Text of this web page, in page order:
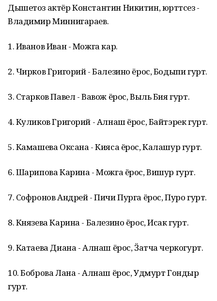
Дышетоз актёр Константин Никитин, юрттӥсез -
Владимир Миннигараев.
1. Иванов Иван - Можга кар.
2. Чирков Григорий - Балезино ёрос, Бодыпи гурт.
3. Старков Павел - Вавож ёрос, Выль Бия гурт.
4. Куликов Григорий - Алнаш ёрос, Байтэрек гурт.
5. Камашева Оксана - Кияса ёрос, Калашур гурт.
6. Шарипова Карина - Можга ёрос, Вишур гурт.
7. Софронов Андрей - Пичи Пурга ёрос, Пуро гурт.
8. Князева Карина - Балезино ёрос, Исак гурт.
9. Катаева Диана - Алнаш ёрос, Ӟатча черкогурт.
10. Боброва Лана - Алнаш ёрос, Удмурт Гондыр
гурт.